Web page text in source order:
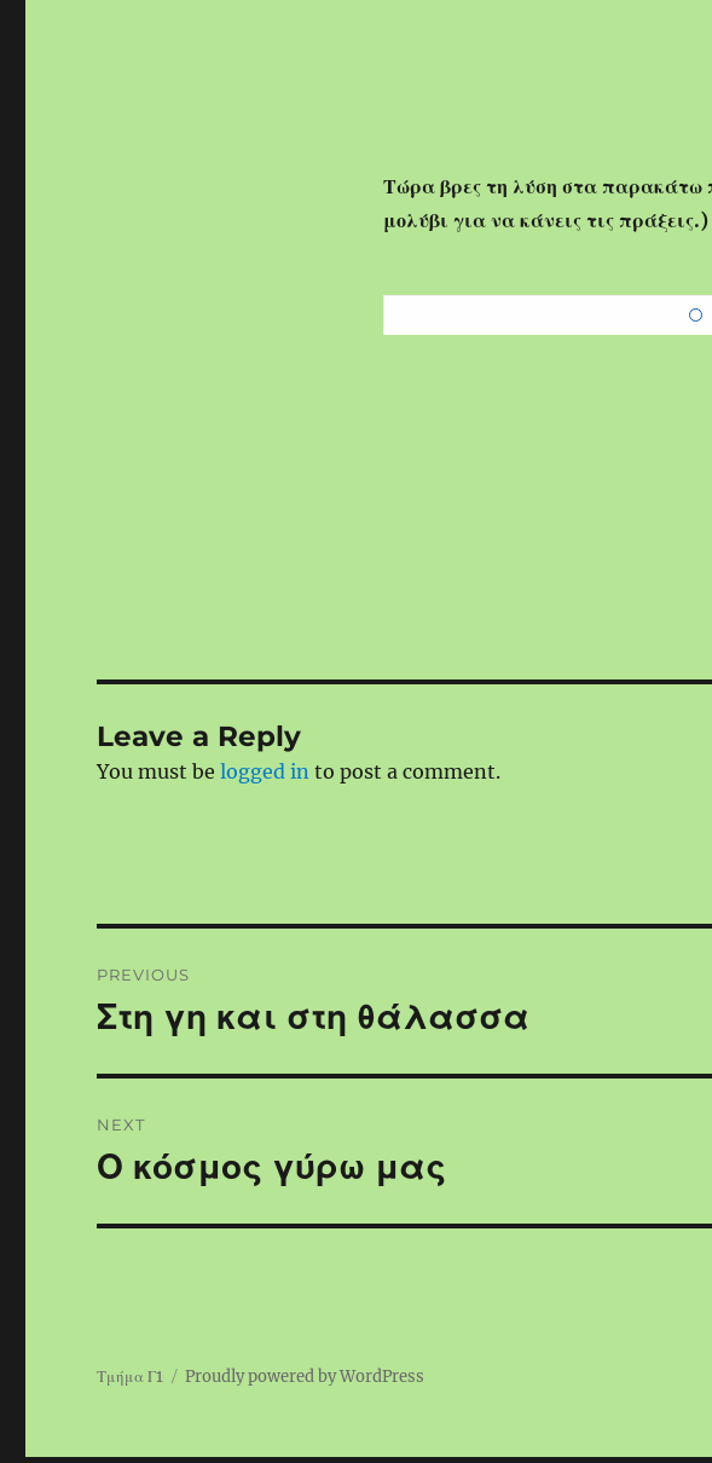
Τώρα βρες τη λύση στα παρακάτω
μολύβι για να κάνεις τις πράξεις.)
Leave a Reply
You must belogged in to post a comment.
navigation
PREVIOUS
Previous
Στη γη και στη θάλασσα
NEXT
Next
Ο κόσμος γύρω μας
Τμήμα Γ1 Proudly powered by WordPress